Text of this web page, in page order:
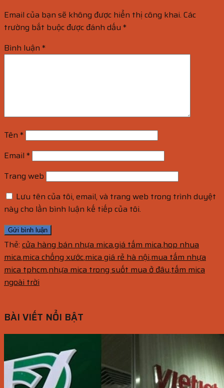
Email của bạn sẽ không được hiển thị công khai. Các
trường bắt buộc được đánh dấu *
Bình luận *
Tên *
Email *
Trang web
Lưu tên của tôi, email, và trang web trong trình duyệt
này cho lần bình luận kế tiếp của tôi.
Thẻ: cửa hàng bán nhựa mica,giá tấm mica,hop nhua
mica,mica chống xước,mica giá rẻ hà nội,mua tấm nhựa
mica tphcm,nhựa mica trong suốt mua ở đâu,tấm mica
ngoài trời
BÀI VIẾT NỔI BẬT